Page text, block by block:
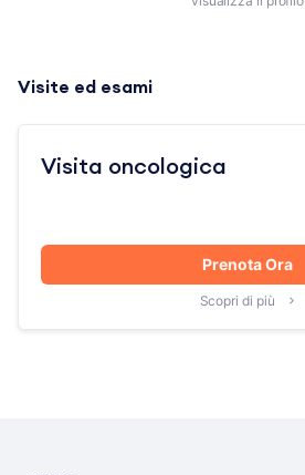
Visite ed esami
Visita oncologica
Prenota Ora
Scopri di più